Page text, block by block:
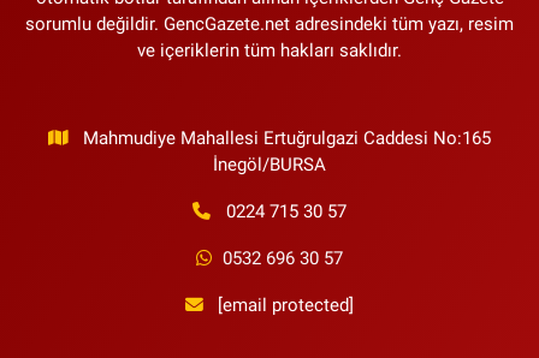
sorumlu değildir. GencGazete.net adresindeki tüm yazı, resim
ve içeriklerin tüm hakları saklıdır.
Mahmudiye Mahallesi Ertuğrulgazi Caddesi No:165
İnegöl/BURSA
0224 715 30 57
0532 696 30 57
[email protected]